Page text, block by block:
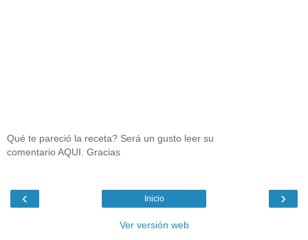
Qué te pareció la receta? Será un gusto leer su
comentario AQUI. Gracias
‹ ›
Inicio
Ver versión web